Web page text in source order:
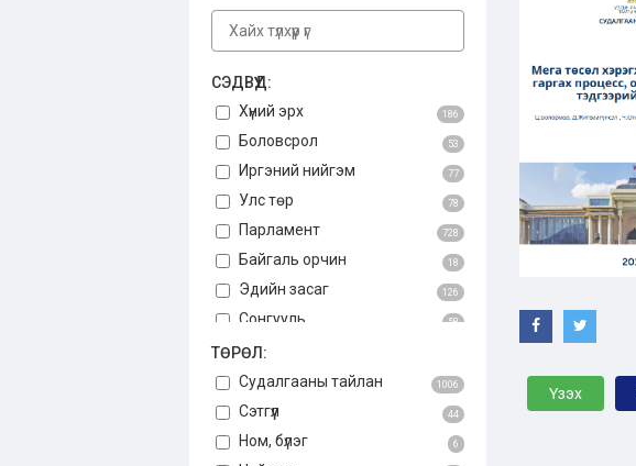
СЭДВҮҮД:
Хүний эрх
186
Боловсрол 53
Иргэний нийгэм 77
Улс төр 78
Парламент 728
Байгаль орчин 18
Эдийн засаг 126
Сонгууль 58
Авлига
Үндсэн хууль 3
Бусад 34
ТӨРӨЛ:
Судалгааны тайлан
1006
Сэтгүүл 44
Ном, бүлэг 6
Үзэх